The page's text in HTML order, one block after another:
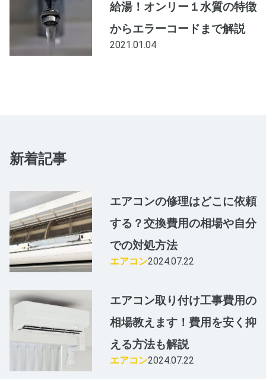
給湯！オンリー１水質の特徴
からエラーコードまで解説
2021.01.04
新着記事
エアコンの修理はどこに依頼
する？交換費用の相場や自分
での対処方法
エアコン2024.07.22
エアコン取り付け工事費用の
相場教えます！費用を安く抑
える方法も解説
エアコン2024.07.22